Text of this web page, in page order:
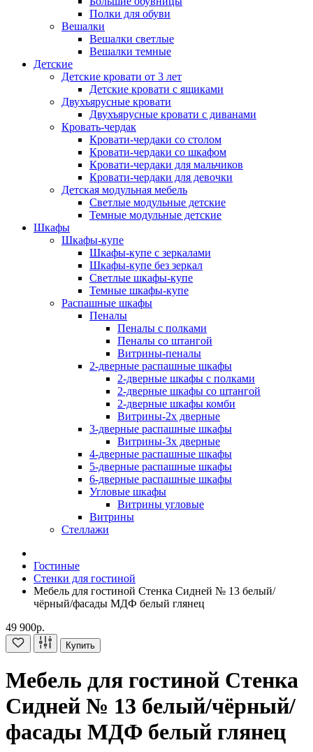
Полки для обуви
Вешалки
Вешалки светлые
Вешалки темные
Детские
Детские кровати от 3 лет
Детские кровати с ящиками
Двухъярусные кровати
Двухъярусные кровати с диванами
Кровать-чердак
Кровати-чердаки со столом
Кровати-чердаки со шкафом
Кровати-чердаки для мальчиков
Кровати-чердаки для девочки
Детская модульная мебель
Светлые модульные детские
Темные модульные детские
Шкафы
Шкафы-купе
Шкафы-купе с зеркалами
Шкафы-купе без зеркал
Светлые шкафы-купе
Темные шкафы-купе
Распашные шкафы
Пеналы
Пеналы с полками
Пеналы со штангой
Витрины-пеналы
2-дверные распашные шкафы
2-дверные шкафы с полками
2-дверные шкафы со штангой
2-дверные шкафы комби
Витрины-2х дверные
3-дверные распашные шкафы
Витрины-3х дверные
4-дверные распашные шкафы
5-дверные распашные шкафы
6-дверные распашные шкафы
Угловые шкафы
Витрины угловые
Витрины
Стеллажи
Гостиные
Стенки для гостиной
Мебель для гостиной Стенка Сидней № 13 белый/
чёрный/фасады МДФ белый глянец
49 900р.
Купить
Мебель для гостиной Стенка
Сидней № 13 белый/чёрный/
фасады МДФ белый глянец